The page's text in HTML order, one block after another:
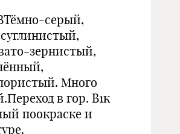
серый,
зернистый,
Много
в гор. В1к
поокраске и